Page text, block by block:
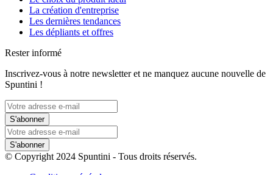
La création d'entreprise
Les dernières tendances
Les dépliants et offres
Rester informé
Inscrivez-vous à notre newsletter et ne manquez aucune nouvelle de
Spuntini !
S'abonner
S'abonner
© Copyright 2024 Spuntini - Tous droits réservés.